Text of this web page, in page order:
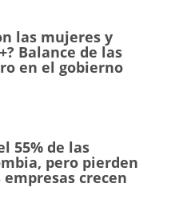
las mujeres y
Balance de las
en el gobierno
55% de las
pero pierden
crecen